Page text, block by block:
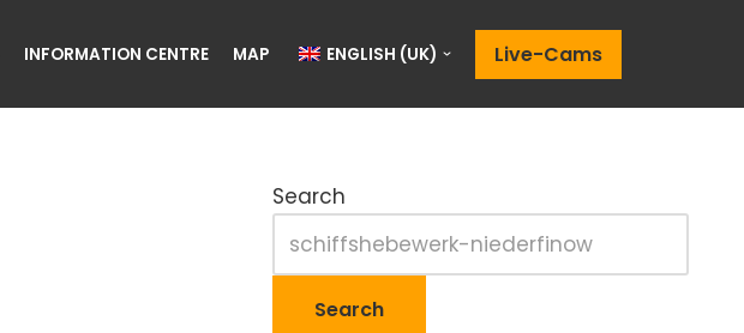
INFORMATION CENTRE MAP ENGLISH (UK) Live-Cams
Search
Search